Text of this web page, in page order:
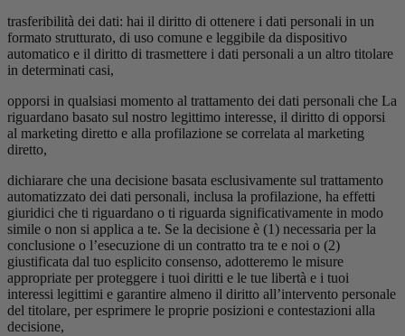
trasferibilità dei dati: hai il diritto di ottenere i dati personali in un
formato strutturato, di uso comune e leggibile da dispositivo
automatico e il diritto di trasmettere i dati personali a un altro titolare
in determinati casi,
opporsi in qualsiasi momento al trattamento dei dati personali che La
riguardano basato sul nostro legittimo interesse, il diritto di opporsi
al marketing diretto e alla profilazione se correlata al marketing
diretto,
dichiarare che una decisione basata esclusivamente sul trattamento
automatizzato dei dati personali, inclusa la profilazione, ha effetti
giuridici che ti riguardano o ti riguarda significativamente in modo
simile o non si applica a te. Se la decisione è (1) necessaria per la
conclusione o l’esecuzione di un contratto tra te e noi o (2)
giustificata dal tuo esplicito consenso, adotteremo le misure
appropriate per proteggere i tuoi diritti e le tue libertà e i tuoi
interessi legittimi e garantire almeno il diritto all’intervento personale
del titolare, per esprimere le proprie posizioni e contestazioni alla
decisione,